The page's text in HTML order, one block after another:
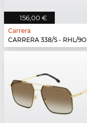
156,00 €
Carrera
CARRERA 338/S - RHL/9O